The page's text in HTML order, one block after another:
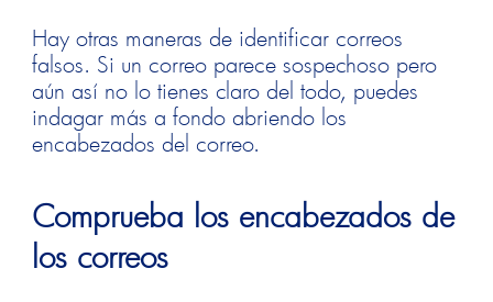
Hay otras maneras de identificar correos
falsos. Si un correo parece sospechoso pero
aún así no lo tienes claro del todo, puedes
indagar más a fondo abriendo los
encabezados del correo.
Comprueba los encabezados de
los correos